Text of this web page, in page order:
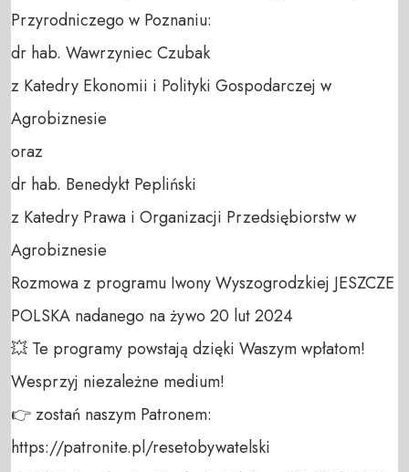
Przyrodniczego w Poznaniu:
dr hab. Wawrzyniec Czubak
z Katedry Ekonomii i Polityki Gospodarczej w
Agrobiznesie
oraz
dr hab. Benedykt Pepliński
z Katedry Prawa i Organizacji Przedsiębiorstw w
Agrobiznesie
Rozmowa z programu Iwony Wyszogrodzkiej JESZCZE
POLSKA nadanego na żywo 20 lut 2024
💥 Te programy powstają dzięki Waszym wpłatom!
Wesprzyj niezależne medium!
👉 zostań naszym Patronem:
https://patronite.pl/resetobywatelski